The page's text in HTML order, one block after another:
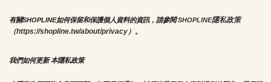
有關SHOPLINE如何保留和保護個人資料的資訊，請參閱 SHOPLINE隱私政策
（https://shopline.tw/about/privacy）。
我們如何更新 本隱私政策